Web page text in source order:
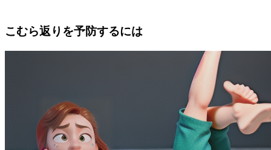
こむら返りを予防するには